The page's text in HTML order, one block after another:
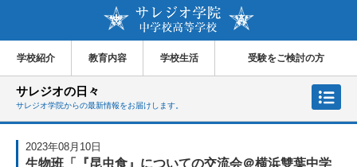
学校紹介 教育内容 学校生活 受験をご検討の方
サレジオの日々
サレジオ学院からの最新情報をお届けします。
2023年08月10日
生物班「『昆虫食』についての交流会＠横浜雙葉中学